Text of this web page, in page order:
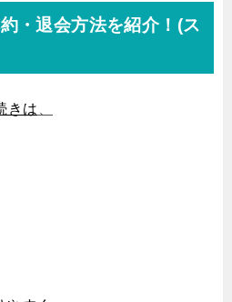
・退会方法を紹介！(ス
きは